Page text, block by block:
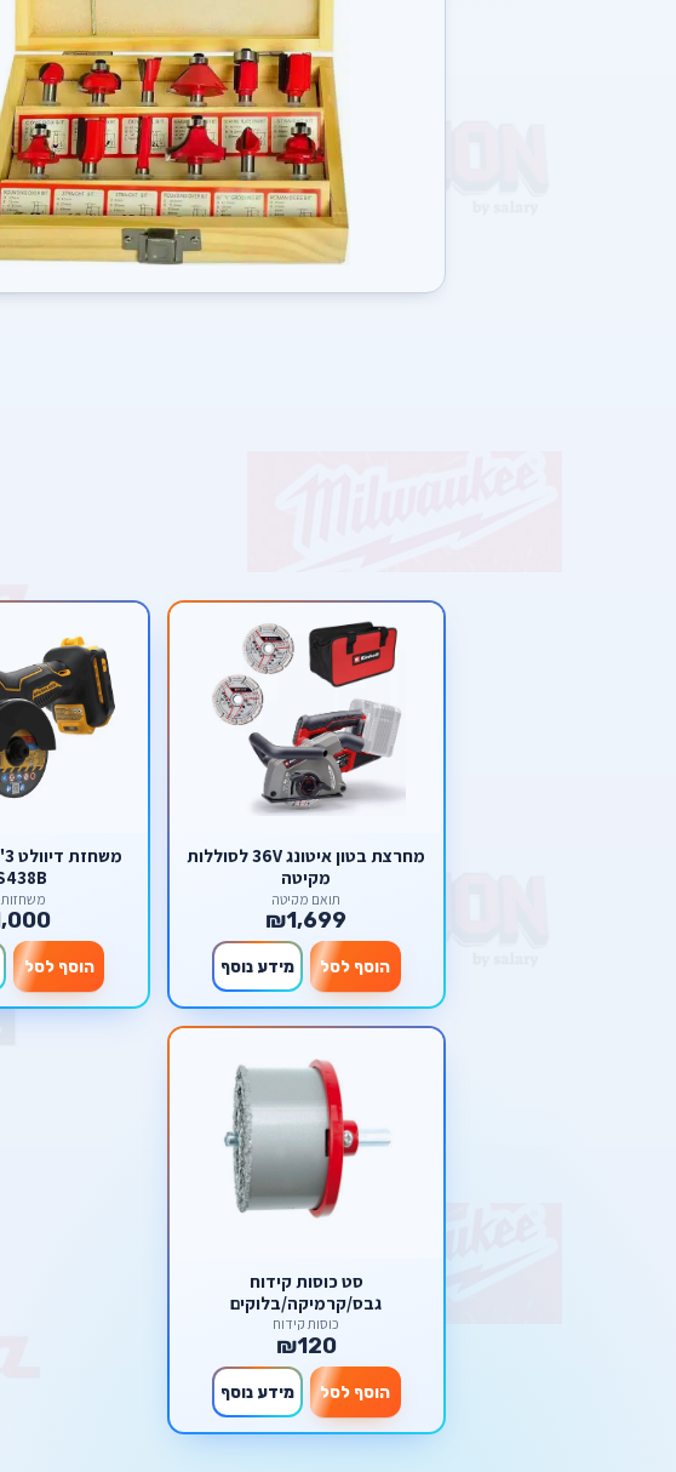
מחרצת בטון איטונג 36V לסוללות
מקיטה
תואם מקיטה
₪1,699
הוסף לסל מידע נוסף
משחזות
הוסף לסל
סט כוסות קידוח
גבס/קרמיקה/בלוקים
כוסות קידוח
₪120
הוסף לסל מידע נוסף